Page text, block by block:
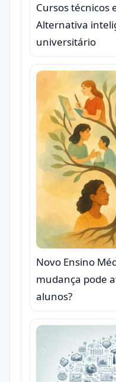
Cursos técnicos
Alternativa
universitário
Novo Ensino
mudança pode
alunos?